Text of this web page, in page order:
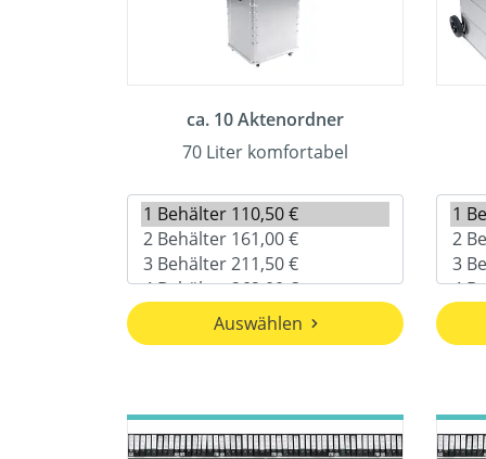
ca. 10 Aktenordner
70 Liter komfortabel
Auswählen